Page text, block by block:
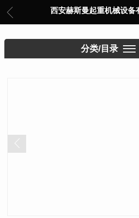
西安赫斯曼起重机械设备
分类/目录